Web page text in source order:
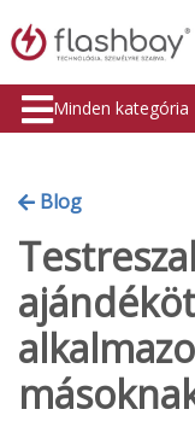
Minden kategória
Blog